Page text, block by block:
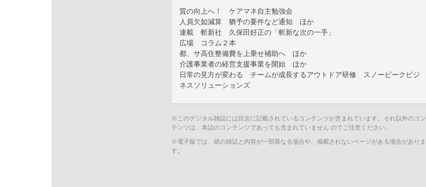
質の向上へ！ ケアマネ自主勉強会
人員欠如減算 猶予の要件など通知 ほか
連載 斬新社 久保田好正の「斬新な次の一手」
広場 コラム２本
都、サ高住整備費を上乗せ補助へ ほか
介護事業者の経営支援事業を開始 ほか
日常の見方が変わる チームが成長するアウトドア研修 スノーピークビジ
ネスソリューションズ
※このデジタル雑誌には目次に記載されているコンテンツが含まれています。それ以外のコン
テンツは、本誌のコンテンツであっても含まれていません のでご注意ください。
※電子版では、紙の雑誌と内容が一部異なる場合や、掲載されないページがある場合がありま
す。